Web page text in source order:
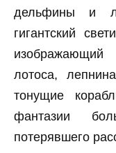
дельфины и
гигантский
лотоса,
тонущие
фантазии
потерявшего